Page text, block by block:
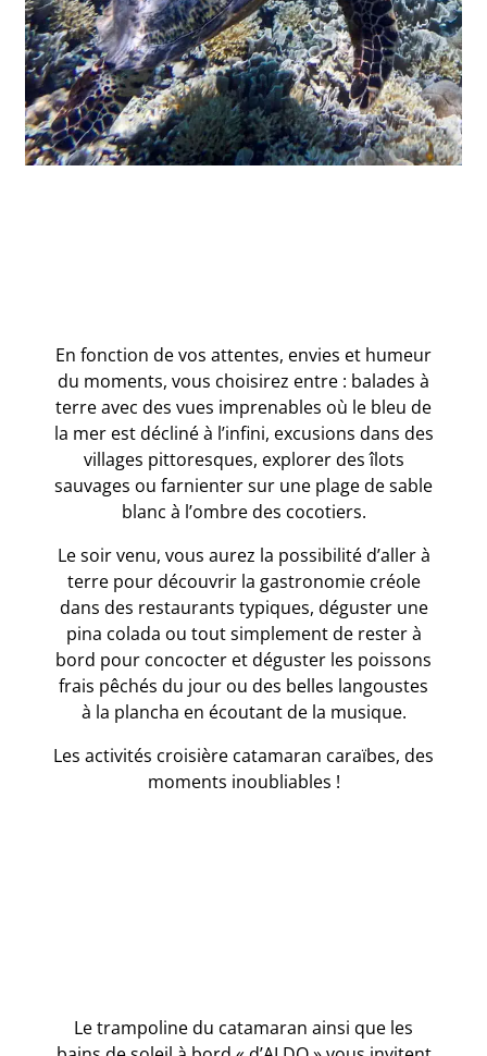
En fonction de vos attentes, envies et humeur
du moments, vous choisirez entre : balades à
terre avec des vues imprenables où le bleu de
la mer est décliné à l’infini, excusions dans des
villages pittoresques, explorer des îlots
sauvages ou farnienter sur une plage de sable
blanc à l’ombre des cocotiers.
Le soir venu, vous aurez la possibilité d’aller à
terre pour découvrir la gastronomie créole
dans des restaurants typiques, déguster une
pina colada ou tout simplement de rester à
bord pour concocter et déguster les poissons
frais pêchés du jour ou des belles langoustes
à la plancha en écoutant de la musique.
Les activités croisière catamaran caraïbes, des
moments inoubliables !
Le trampoline du catamaran ainsi que les